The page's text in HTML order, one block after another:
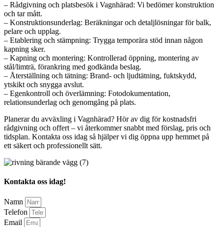
– Rådgivning och platsbesök i Vagnhärad: Vi bedömer konstruktion
och tar mått.
– Konstruktionsunderlag: Beräkningar och detaljlösningar för balk,
pelare och upplag.
– Etablering och stämpning: Trygga temporära stöd innan någon
kapning sker.
– Kapning och montering: Kontrollerad öppning, montering av
stål/limträ, förankring med godkända beslag.
– Återställning och tätning: Brand- och ljudtätning, fuktskydd,
ytskikt och snygga avslut.
– Egenkontroll och överlämning: Fotodokumentation,
relationsunderlag och genomgång på plats.
Planerar du avväxling i Vagnhärad? Hör av dig för kostnadsfri
rådgivning och offert – vi återkommer snabbt med förslag, pris och
tidsplan. Kontakta oss idag så hjälper vi dig öppna upp hemmet på
ett säkert och professionellt sätt.
Kontakta oss idag!
Namn
Telefon
Email